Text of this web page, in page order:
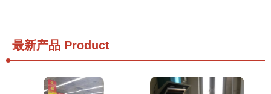
最新产品 Product